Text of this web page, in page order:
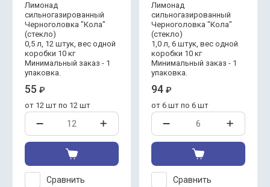
Лимонад
сильногазированный
Черноголовка "Кола"
(стекло)
0,5 л, 12 штук, вес одной
коробки 10 кг
Минимальный заказ - 1
упаковка.
55 ₽
от 12 шт по 12 шт
Сравнить
Лимонад
сильногазированный
Черноголовка "Кола"
(стекло)
1,0 л, 6 штук, вес одной
коробки 10 кг
Минимальный заказ - 1
упаковка.
94 ₽
от 6 шт по 6 шт
Сравнить